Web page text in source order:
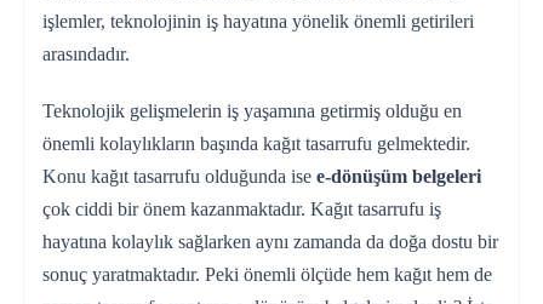
işlemler, teknolojinin iş hayatına yönelik önemli getirileri
arasındadır.
Teknolojik gelişmelerin iş yaşamına getirmiş olduğu en
önemli kolaylıkların başında kağıt tasarrufu gelmektedir.
Konu kağıt tasarrufu olduğunda ise e-dönüşüm belgeleri
çok ciddi bir önem kazanmaktadır. Kağıt tasarrufu iş
hayatına kolaylık sağlarken aynı zamanda da doğa dostu bir
sonuç yaratmaktadır. Peki önemli ölçüde hem kağıt hem de